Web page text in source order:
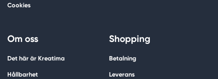
Cookies
Om oss
Det här är Kreatima
Hållbarhet
Shopping
Betalning
Leverans